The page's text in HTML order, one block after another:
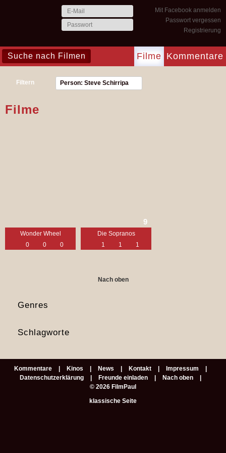
Mit Facebook anmelden
Passwort vergessen
Registrierung
Kommentare
Filme
Filtern Person: Steve Schirripa
Filme
Wonder Wheel
0
0 0
Die Sopranos
9
1 1 1
Nach oben
Genres
Schlagworte
Kommentare Kinos News Kontakt
Impressum
Datenschutzerklärung
Freunde einladen
Nach oben
© 2026 FilmPaul
klassische Seite